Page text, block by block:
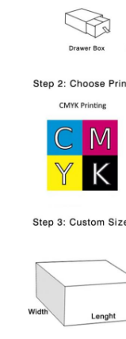
Produits